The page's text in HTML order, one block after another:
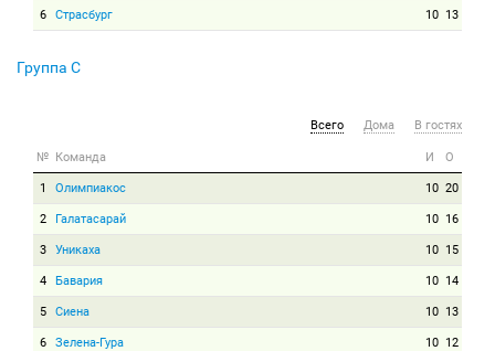
6 Страсбург 10 13
Группа C
Всего Дома В гостях
№ Команда И О
1 Олимпиакос 10 20
2 Галатасарай 10 16
3 Уникаха 10 15
4 Бавария 10 14
5 Сиена 10 13
6 Зелена-Гура 10 12